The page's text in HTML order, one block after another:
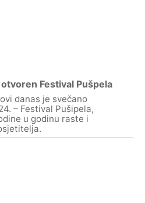
Festival Pušpela
danas je svečano
– Festival Pušipela,
u godinu raste i